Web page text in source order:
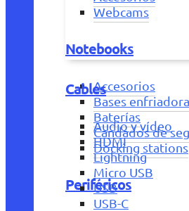
Webcams
Notebooks
Accesorios
Bases
Baterías
Candados de
Docking stations
Periféricos
Cables
Audio y vídeo
HDMI
Lightning
Micro USB
USB
USB-C